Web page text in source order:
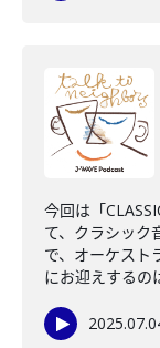
今回は「
て、クラシック
で、オーケスト
にお迎えするの